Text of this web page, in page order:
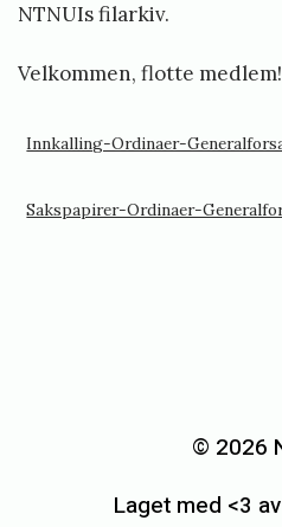
NTNUIs filarkiv.
Velkommen, flotte medlem!
Innkalling-Ordinaer-
Sakspapirer-Ordinaer-
© 2026
Laget med <3